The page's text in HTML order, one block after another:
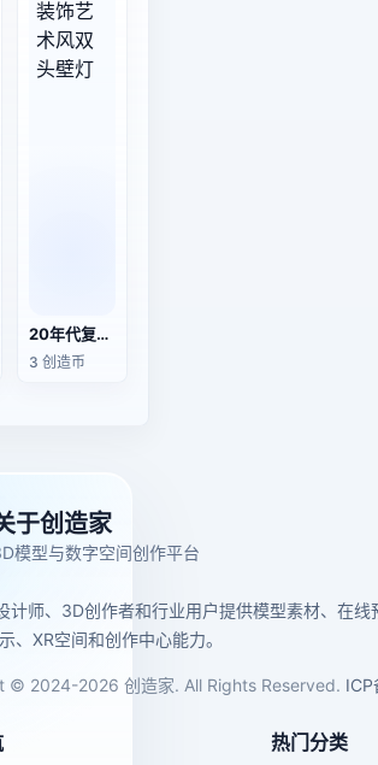
20年代复古装饰艺术风双头壁灯
3 创造币
于创造家
模型与数字空间创作平台
计师、3D创作者和行业用户提供模型素材、在线
、XR空间和创作中心能力。
© 2024-2026 创造家. All Rights Reserved. ICP
热门分类